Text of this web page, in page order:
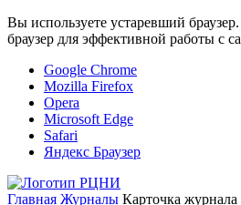
Вы используете устаревший
браузер для эффективной работы с
Google Chrome
Mozilla Firefox
Opera
Microsoft Edge
Safari
Яндекс Браузер
Главная Журналы Карточка журнала